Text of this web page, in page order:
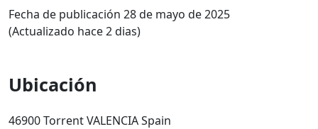
Fecha de publicación 28 de mayo de 2025
(Actualizado hace 2 dias)
Ubicación
46900 Torrent VALENCIA Spain